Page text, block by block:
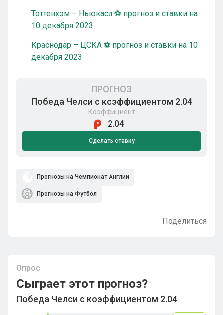
Тоттенхэм – Ньюкасл ⚽ прогноз и ставки на
10 декабря 2023
Краснодар – ЦСКА ⚽ прогноз и ставки на 10
декабря 2023
ПРОГНОЗ
Победа Челси с коэффициентом 2.04
Коэффициент
2.04
Сделать ставку
Прогнозы на Чемпионат Англии
Прогнозы на Футбол
Поделиться
Опрос
Сыграет этот прогноз?
Победа Челси с коэффициентом 2.04